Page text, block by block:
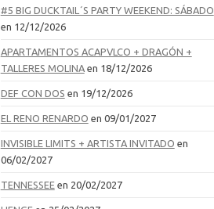
#5 BIG DUCKTAIL´S PARTY WEEKEND: SÁBADO
en 12/12/2026
APARTAMENTOS ACAPVLCO + DRAGÓN +
TALLERES MOLINAen 18/12/2026
DEF CON DOS en 19/12/2026
EL RENO RENARDO en 09/01/2027
INVISIBLE LIMITS + ARTISTA INVITADO en
06/02/2027
TENNESSEEen 20/02/2027